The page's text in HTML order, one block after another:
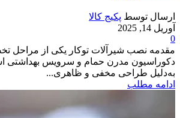
ارسال توسط پکیج کالا
آوریل 14, 2025
0
مقدمه نصب شیرآلات توکار یکی از مراحل
دکوراسیون مدرن حمام و سرویس بهداشتی
به‌دلیل طراحی مخفی و ظاهری...
ادامه مطلب